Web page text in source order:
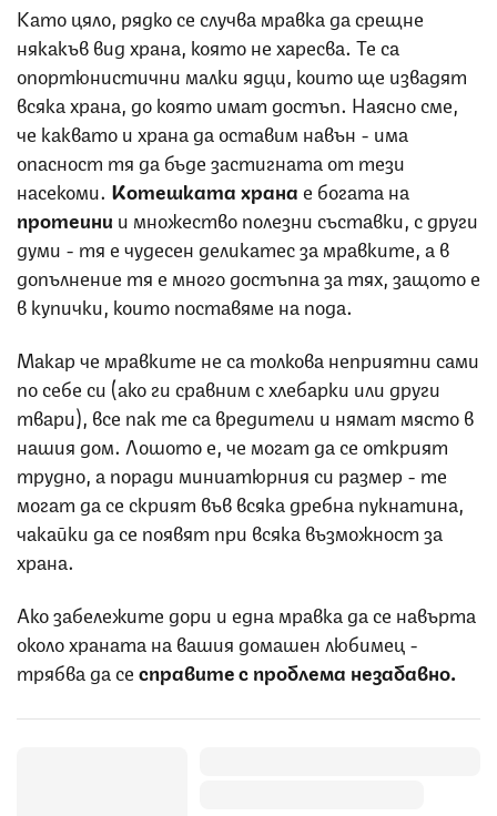
Като цяло, рядко се случва мравка да срещне
някакъв вид храна, която не харесва. Те са
опортюнистични малки ядци, които ще извадят
всяка храна, до която имат достъп. Наясно сме,
че каквато и храна да оставим навън - има
опасност тя да бъде застигната от тези
насекоми. Котешката хранае богата на
протеини и множество полезни съставки, с други
думи - тя е чудесен деликатес за мравките, а в
допълнение тя е много достъпна за тях, защото е
в купички, които поставяме на пода.
Макар че мравките не са толкова неприятни сами
по себе си (ако ги сравним с хлебарки или други
твари), все пак те са вредители и нямат място в
нашия дом. Лошото е, че могат да се открият
трудно, а поради миниатюрния си размер - те
могат да се скрият във всяка дребна пукнатина,
чакайки да се появят при всяка възможност за
храна.
Ако забележите дори и една мравка да се навърта
около храната на вашия домашен любимец -
трябва да сесправите с проблема незабавно.